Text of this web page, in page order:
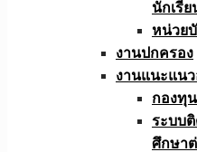
นักเรีย
หน่วย
งานปกครอง
งานแนะแน
กองทุ
ระบบ
ศึกษา